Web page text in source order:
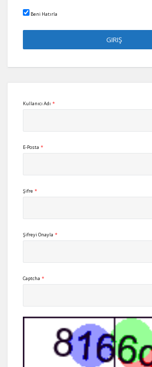
Beni Hatırla
Kullanıcı Adı *
E-Posta *
Şifre *
Şifreyi Onayla *
Captcha *